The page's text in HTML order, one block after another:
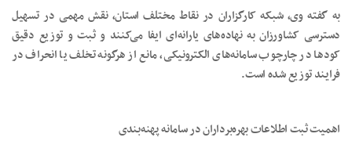
به گفته وی، شبکه کارگزاران در نقاط مختلف استان، نقش مهمی در تسهیل
دسترسی کشاورزان به نهاده‌های یارانه‌ای ایفا می‌کنند و ثبت و توزیع دقیق
کودها در چارچوب سامانه‌های الکترونیکی، مانع از هرگونه تخلف یا انحراف در
فرایند توزیع شده است.
اهمیت ثبت اطلاعات بهره‌برداران در سامانه پهنه‌بندی